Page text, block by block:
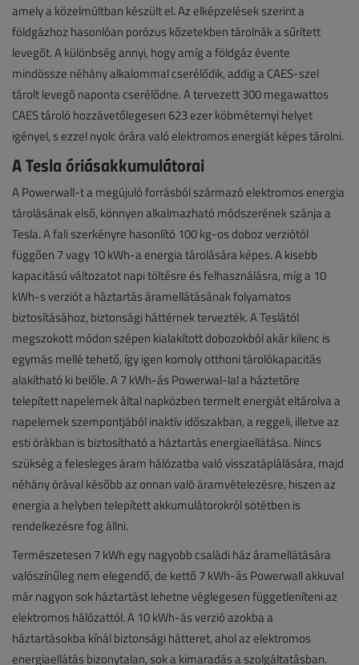
amely a közelmúltban készült el. Az elképzelések szerint a
földgázhoz hasonlóan porózus kőzetekben tárolnák a sűrített
levegőt. A különbség annyi, hogy amíg a földgáz évente
mindössze néhány alkalommal cserélődik, addig a CAES-szel
tárolt levegő naponta cserélődne. A tervezett 300 megawattos
CAES tároló hozzávetőlegesen 623 ezer köbméternyi helyet
igényel, s ezzel nyolc órára való elektromos energiát képes tárolni.
A Tesla óriásakkumulátorai
A Powerwall-t a megújuló forrásból származó elektromos energia
tárolásának első, könnyen alkalmazható módszerének szánja a
Tesla. A fali szerkényre hasonlító 100 kg-os doboz verziótól
függően 7 vagy 10 kWh-a energia tárolására képes. A kisebb
kapacitású változatot napi töltésre és felhasználásra, míg a 10
kWh-s verziót a háztartás áramellátásának folyamatos
biztosításához, biztonsági háttérnek tervezték. A Teslától
megszokott módon szépen kialakított dobozokból akár kilenc is
egymás mellé tehető, így igen komoly otthoni tárolókapacitás
alakítható ki belőle. A 7 kWh-ás Powerwal-lal a háztetőre
telepített napelemek által napközben termelt energiát eltárolva a
napelemek szempontjából inaktív időszakban, a reggeli, illetve az
esti órákban is biztosítható a háztartás energiaellátása. Nincs
szükség a felesleges áram hálózatba való visszatáplálására, majd
néhány órával később az onnan való áramvételezésre, hiszen az
energia a helyben telepített akkumulátorokról sötétben is
rendelkezésre fog állni.
Természetesen 7 kWh egy nagyobb családi ház áramellátására
valószínűleg nem elegendő, de kettő 7 kWh-ás Powerwall akkuval
már nagyon sok háztartást lehetne véglegesen függetleníteni az
elektromos hálózattól. A 10 kWh-ás verzió azokba a
háztartásokba kínál biztonsági hátteret, ahol az elektromos
energiaellátás bizonytalan, sok a kimaradás a szolgáltatásban.